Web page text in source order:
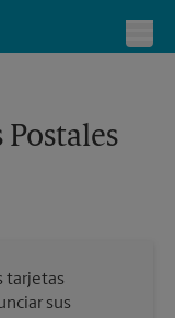
tarjetas
sus